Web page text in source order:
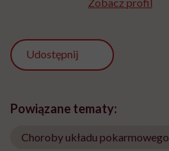
Udostępnij
Powiązane tematy:
Choroby układu pokarmowego